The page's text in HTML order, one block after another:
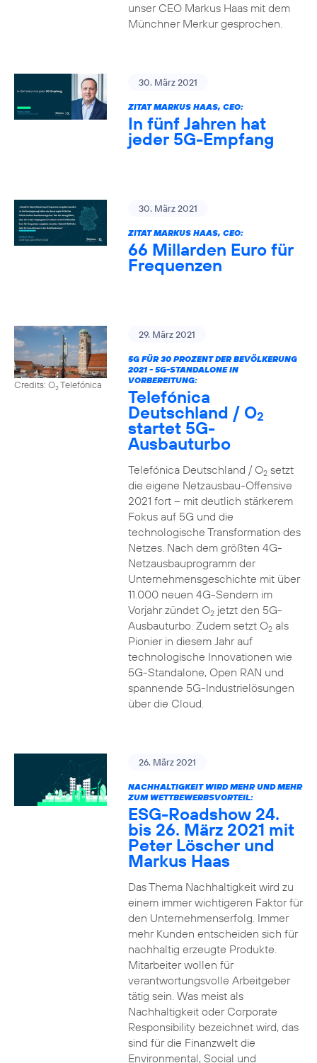
unser CEO Markus Haas mit dem
Münchner Merkur gesprochen.
30. März 2021
ZITAT MARKUS HAAS, CEO:
In fünf Jahren hat
jeder 5G-Empfang
30. März 2021
ZITAT MARKUS HAAS, CEO:
66 Millarden Euro für
Frequenzen
Credits: O2Telefónica
29. März 2021
5G FÜR 30 PROZENT DER BEVÖLKERUNG
2021 - 5G-STANDALONE IN
VORBEREITUNG:
Telefónica
Deutschland / O2
startet 5G-
Ausbauturbo
Telefónica Deutschland / O2setzt
die eigene Netzausbau-Offensive
2021 fort – mit deutlich stärkerem
Fokus auf 5G und die
technologische Transformation des
Netzes. Nach dem größten 4G-
Netzausbauprogramm der
Unternehmensgeschichte mit über
11.000 neuen 4G-Sendern im
Vorjahr zündet O2jetzt den 5G-
Ausbauturbo. Zudem setzt O2als
Pionier in diesem Jahr auf
technologische Innovationen wie
5G-Standalone, Open RAN und
spannende 5G-Industrielösungen
über die Cloud.
26. März 2021
NACHHALTIGKEIT WIRD MEHR UND MEHR
ZUM WETTBEWERBSVORTEIL:
ESG-Roadshow 24.
bis 26. März 2021 mit
Peter Löscher und
Markus Haas
Das Thema Nachhaltigkeit wird zu
einem immer wichtigeren Faktor für
den Unternehmenserfolg. Immer
mehr Kunden entscheiden sich für
nachhaltig erzeugte Produkte.
Mitarbeiter wollen für
verantwortungsvolle Arbeitgeber
tätig sein. Was meist als
Nachhaltigkeit oder Corporate
Responsibility bezeichnet wird, das
sind für die Finanzwelt die
Environmental, Social und